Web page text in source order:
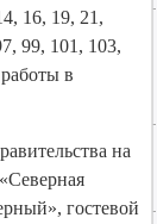
16, 19, 21,
99, 101, 103,
в
на
гостевой